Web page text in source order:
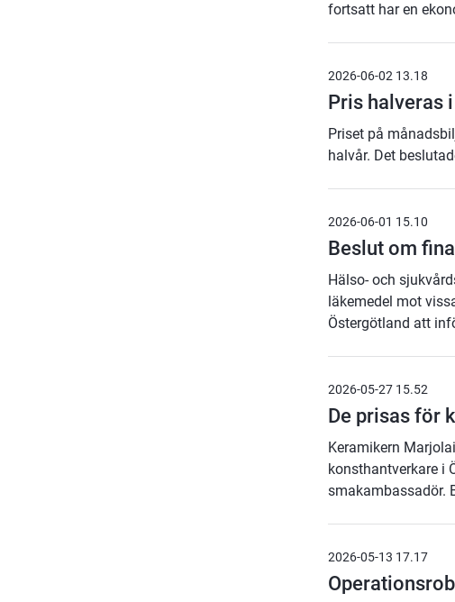
fortsatt har en
2026-06-02 13.18
Pris halveras
Priset på
halvår. Det
2026-06-01 15.10
Beslut om
Hälso- och
läkemedel mot
Östergötland att
2026-05-27 15.52
De prisas för
Keramikern
konsthantverkare i
smakambassadör.
2026-05-13 17.17